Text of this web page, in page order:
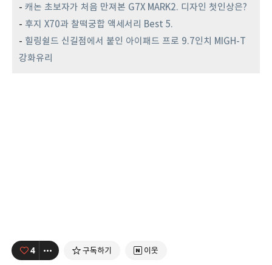
- 캐논 초보자가 처음 만져본 G7X MARK2. 디자인 첫인상은?
- 후지 X70과 찰떡궁합 액세서리 Best 5.
- 힐링쉴드 신길점에서 붙인 아이패드 프로 9.7인치 MIGH-T
강화유리
4 구독하기 이웃